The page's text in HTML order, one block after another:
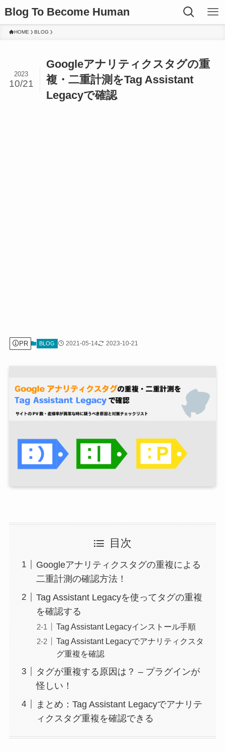
Blog To Become Human
HOME BLOG
Googleアナリティクスタグの重
複・二重計測をTag Assistant
Legacyで確認
2023
10/21
PR BLOG 2021-05-14 2023-10-21
目次
Googleアナリティクスタグの重複による
二重計測の確認方法！
Tag Assistant Legacyを使ってタグの重複
を確認する
Tag Assistant Legacyインストール手順
Tag Assistant Legacyでアナリティクスタ
グ重複を確認
タグが重複する原因は？ – プラグインが
怪しい！
まとめ：Tag Assistant Legacyでアナリテ
ィクスタグ重複を確認できる